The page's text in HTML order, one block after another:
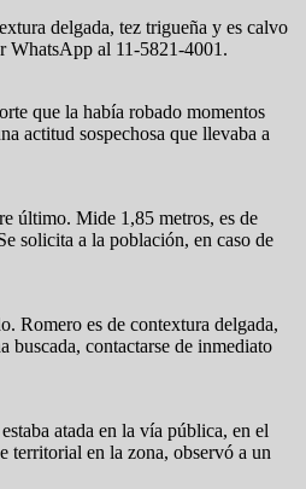
delgada, tez trigueña y es calvo
WhatsApp al 11-5821-4001.
que la había robado momentos
actitud sospechosa que llevaba a
último. Mide 1,85 metros, es de
solicita a la población, en caso de
Romero es de contextura delgada,
buscada, contactarse de inmediato
atada en la vía pública, en el
territorial en la zona, observó a un